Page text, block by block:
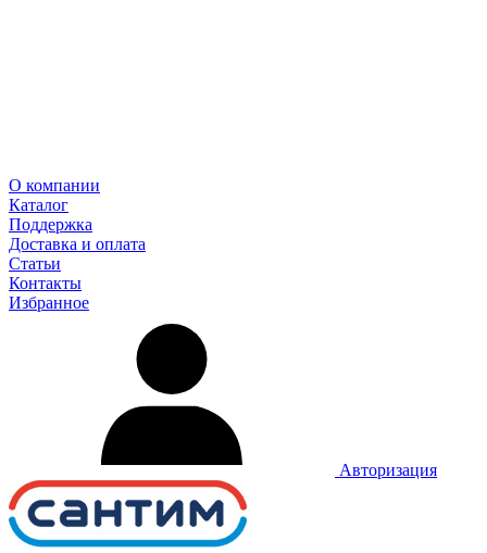
О компании
Каталог
Поддержка
Доставка и оплата
Статьи
Контакты
Избранное
Авторизация